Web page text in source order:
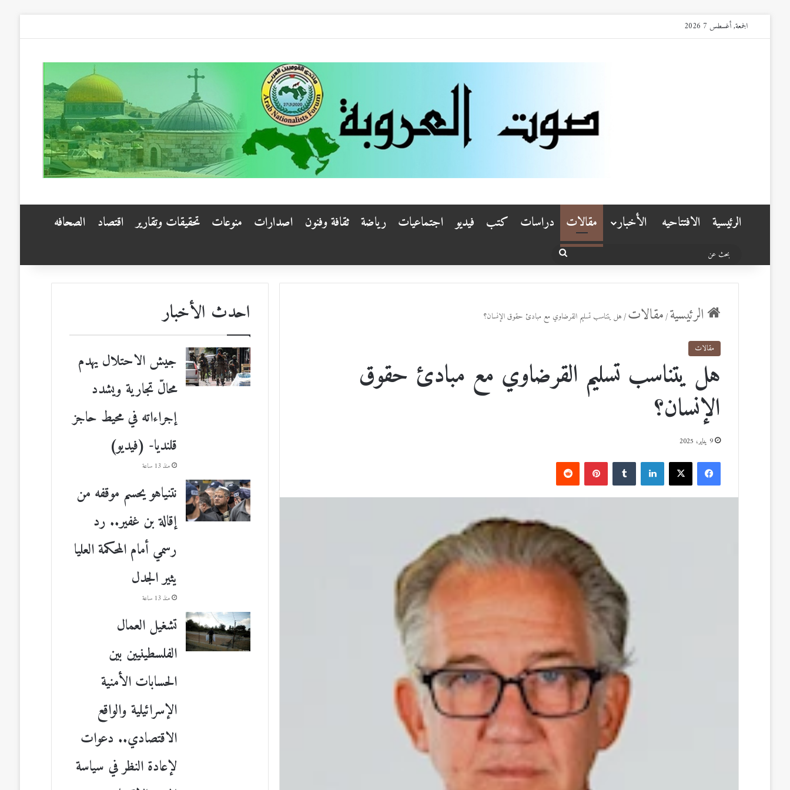
الجمعة, أغسطس 7 2026
الرئيسية الافتتاحيه الأخبار مقالات دراسات كتب فيديو اجتماعيات رياضة ثقافة وفنون اصدارات منوعات تحقيقات وتقارير اقتصاد الصحافه
بحث
الرئيسية/مقالات/هل يتناسب تسليم القرضاوي مع مبادئ حقوق الإنسان؟
مقالات
هل يتناسب تسليم القرضاوي مع مبادئ حقوق
الإنسان؟
9 يناير، 2025
ي
X
ي
ن
T
m
b
l
r
ي
ن
ي
س
ت
R
e
d
d
t
احدث الأخبار
جيش الاحتلال يهدم
محالّ تجارية ويشدد
إجراءاته في محيط حاجز
قلنديا- (فيديو)
منذ 13 ساعة
نتنياهو يحسم موقفه من
إقالة بن غفير.. رد
رسمي أمام المحكمة العليا
يثير الجدل
منذ 13 ساعة
تشغيل العمال
الفلسطينيين بين
الحسابات الأمنية
الإسرائيلية والواقع
الاقتصادي.. دعوات
لإعادة النظر في سياسة